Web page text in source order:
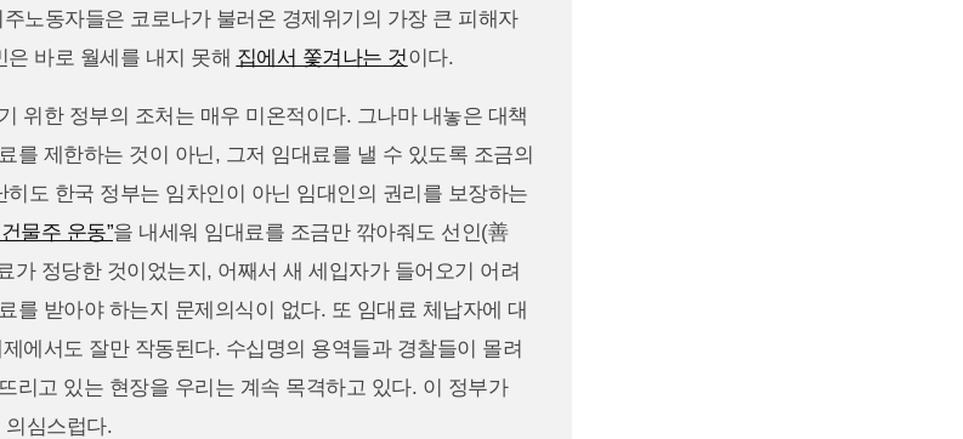
노동자들은 코로나가 불러온 경제위기의 가장 큰 피해자
바로 월세를 내지 못해 집에서 쫓겨나는 것이다.
위한 정부의 조처는 매우 미온적이다. 그나마 내놓은 대책
를 제한하는 것이 아닌, 그저 임대료를 낼 수 있도록 조금의
도 한국 정부는 임차인이 아닌 임대인의 권리를 보장하는
물주 운동”을 내세워 임대료를 조금만 깎아줘도 선인(善
가 정당한 것이었는지, 어째서 새 세입자가 들어오기 어려
를 받아야 하는지 문제의식이 없다. 또 임대료 체납자에 대
에서도 잘만 작동된다. 수십명의 용역들과 경찰들이 몰려
리고 있는 현장을 우리는 계속 목격하고 있다. 이 정부가
의심스럽다.